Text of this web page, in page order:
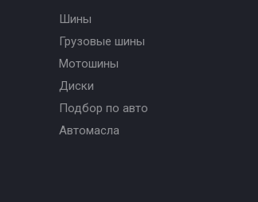
Шины
Грузовые шины
Мотошины
Диски
Подбор по авто
Автомасла